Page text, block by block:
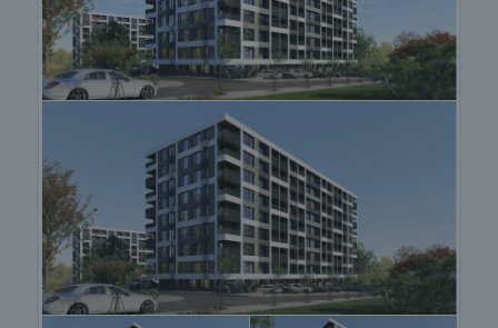
Локацията на проекта е внимателно подбрана,
за да осигури всички предимства на
съвременния градски начин на живот. Районът
предлага отлично развита инфраструктура, бърз
достъп до основни булеварди и централната
част на града, както и непосредствена близост
до магазини, супермаркети, училища, детски
градини, спортни центрове и всички необходими
услуги за ежедневието.
Проектът е отличен избор както за собствен
дом, така и за инвестиция. Комбинацията от
качествено строителство, модерна архитектура